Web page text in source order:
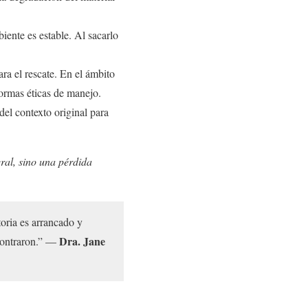
es estable. Al sacarlo
el rescate. En el ámbito
éticas de manejo.
contexto original para
sino una pérdida
es arrancado y
—Dra. Jane